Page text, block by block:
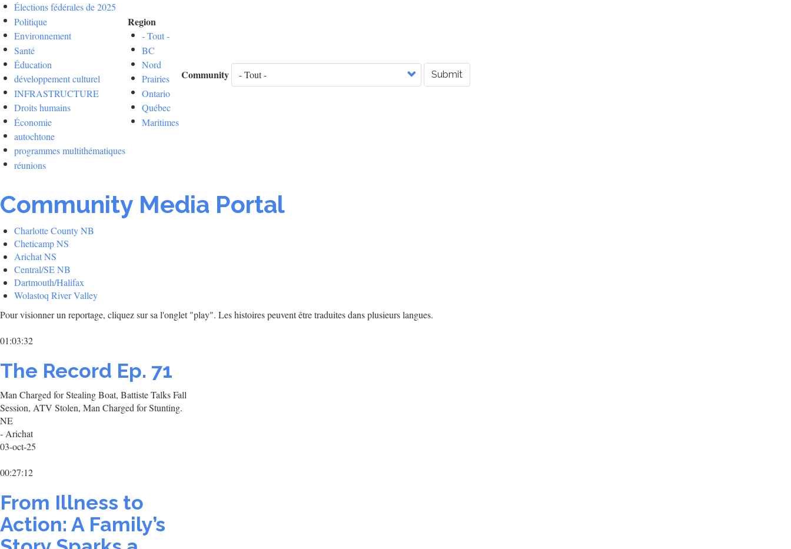
Élections fédérales de 2025
Politique
Environnement
Santé
Éducation
développement culturel
INFRASTRUCTURE
Droits humains
Économie
autochtone
programmes multithématiques
réunions
Region
- Tout -
BC
Nord
Prairies
Ontario
Québec
Maritimes
Community Submit
Community Media Portal
Charlotte County NB
Cheticamp NS
Arichat NS
Central/SE NB
Dartmouth/Halifax
Wolastoq River Valley
Pour visionner un reportage, cliquez sur sa l'onglet "play". Les histoires peuvent être traduites dans plusieurs langues.
01:03:32
The Record Ep. 71
Man Charged for Stealing Boat, Battiste Talks Fall
Session, ATV Stolen, Man Charged for Stunting.
NE
- Arichat
03-oct-25
00:27:12
From Illness to
Action: A Family’s